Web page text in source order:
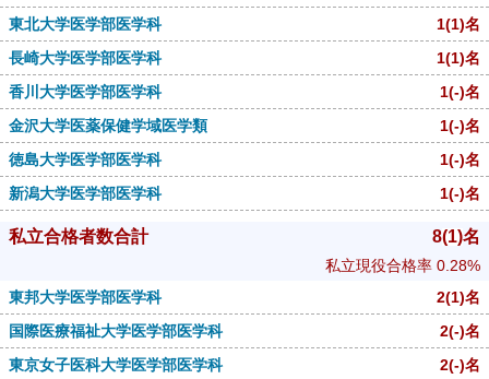
東北大学医学部医学科
1(1)名
長崎大学医学部医学科
1(1)名
香川大学医学部医学科
1(-)名
金沢大学医薬保健学域医学類
1(-)名
徳島大学医学部医学科
1(-)名
新潟大学医学部医学科
1(-)名
私立合格者数合計 8(1)名
私立現役合格率 0.28%
東邦大学医学部医学科
2(1)名
国際医療福祉大学医学部医学科
2(-)名
東京女子医科大学医学部医学科
2(-)名